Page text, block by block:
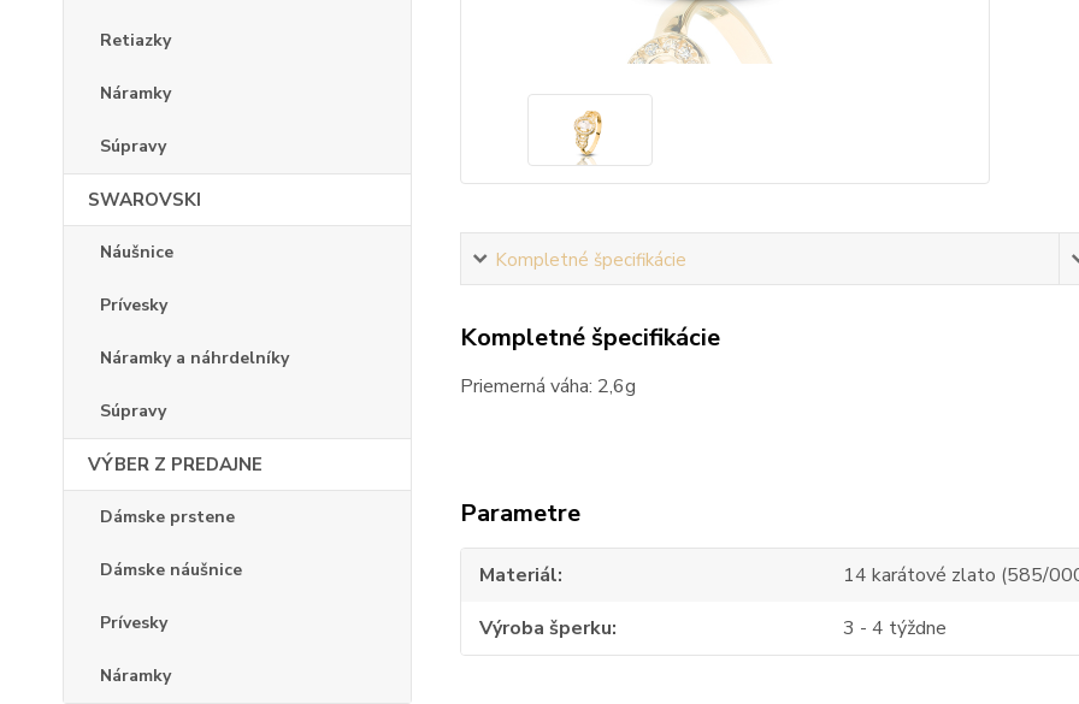
Retiazky
Náramky
Súpravy
SWAROVSKI
Náušnice
Prívesky
Náramky a náhrdelníky
Súpravy
VÝBER Z PREDAJNE
Dámske prstene
Dámske náušnice
Prívesky
Náramky
Kompletné špecifikácie
Kompletné špecifikácie
Priemerná váha: 2,6g
Parametre
Materiál
14 karátové zlato (585/
Výroba šperku
3 - 4 týždne